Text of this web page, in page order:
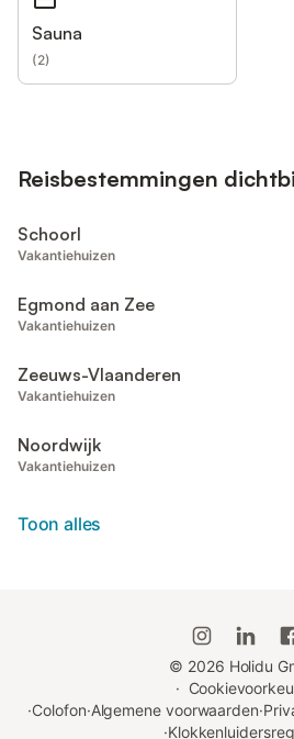
Sauna
(2)
Reisbestemmingen
Schoorl
Vakantiehuizen
Egmond aan Zee
Vakantiehuizen
Zeeuws-Vlaanderen
Vakantiehuizen
Noordwijk
Vakantiehuizen
Toon alles
© 2026 Holidu
·
·Colofon·Algemene voorwaarden·
·